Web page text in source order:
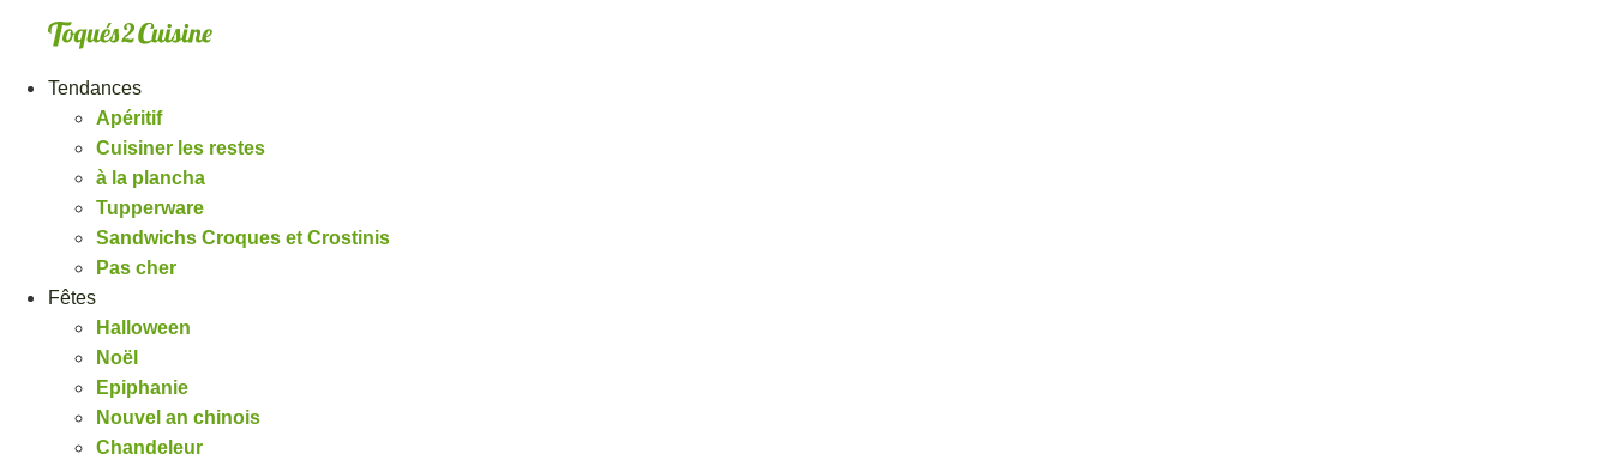
Tendances
Apéritif
Cuisiner les restes
à la plancha
Tupperware
Sandwichs Croques et Crostinis
Pas cher
Fêtes
Halloween
Noël
Epiphanie
Nouvel an chinois
Chandeleur